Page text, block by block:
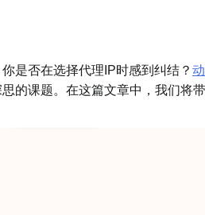
否在选择代理IP时感到纠结？
的课题。在这篇文章中，我们将